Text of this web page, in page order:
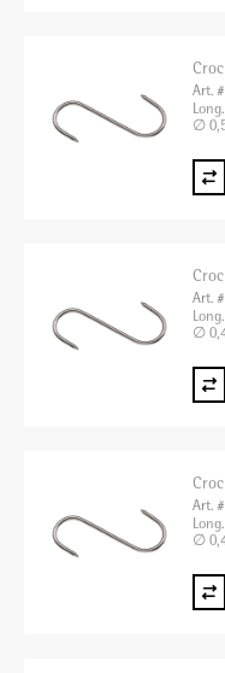
Art.
∅
Art.
∅
Art. #
∅